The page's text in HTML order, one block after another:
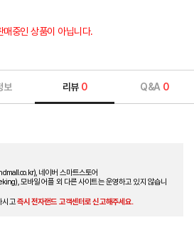
매중인 상품이 아닙니다.
보 리뷰 0 Q&A 0
네이버 스마트스토어
모바일 어플 외 다른 사이트는 운영하고 있지 않습니
시고즉시 전자랜드 고객센터로 신고해주세요.